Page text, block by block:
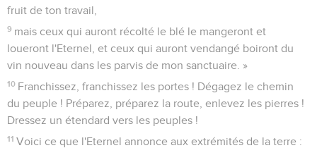
fruit de ton travail,
9 mais ceux qui auront récolté le blé le mangeront et
loueront l'Eternel, et ceux qui auront vendangé boiront du
vin nouveau dans les parvis de mon sanctuaire. »
10 Franchissez, franchissez les portes ! Dégagez le chemin
du peuple ! Préparez, préparez la route, enlevez les pierres !
Dressez un étendard vers les peuples !
11 Voici ce que l'Eternel annonce aux extrémités de la terre :